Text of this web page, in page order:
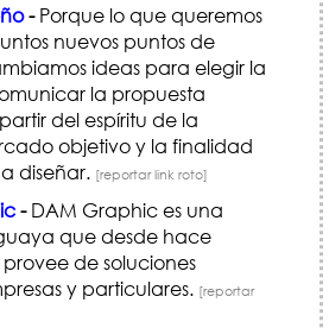
-Porque lo que queremos
nuevos puntos de
ideas para elegir la
la propuesta
del espíritu de la
objetivo y la finalidad
diseñar. [reportar link roto]
-DAM Graphic es una
que desde hace
de soluciones
y particulares. [reportar